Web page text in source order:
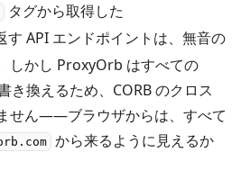
タグから取得した
す API エンドポイントは、無音の
しかし ProxyOrb はすべての
き換えるため、CORB のクロス
せん――ブラウザからは、すべて
から来るように見えるか